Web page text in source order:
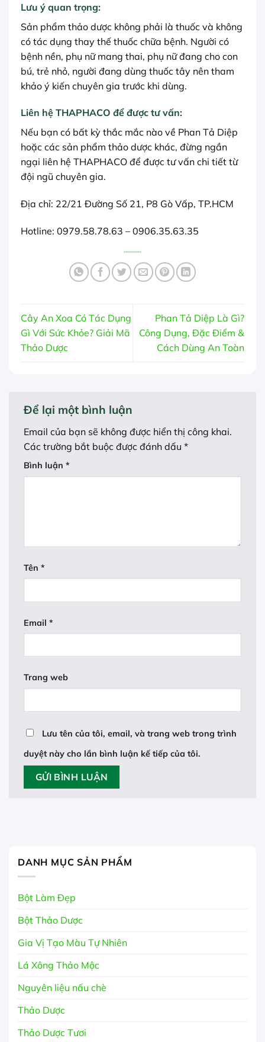
Lưu ý quan trọng:
Sản phẩm thảo dược không phải là thuốc và không
có tác dụng thay thế thuốc chữa bệnh. Người có
bệnh nền, phụ nữ mang thai, phụ nữ đang cho con
bú, trẻ nhỏ, người đang dùng thuốc tây nên tham
khảo ý kiến chuyên gia trước khi dùng.
Liên hệ THAPHACO để được tư vấn:
Nếu bạn có bất kỳ thắc mắc nào về Phan Tả Diệp
hoặc các sản phẩm thảo dược khác, đừng ngần
ngại liên hệ THAPHACO để được tư vấn chi tiết từ
đội ngũ chuyên gia.
Địa chỉ: 22/21 Đường Số 21, P8 Gò Vấp, TP.HCM
Hotline: 0979.58.78.63 – 0906.35.63.35
Cây An Xoa Có Tác Dụng
Gì Với Sức Khỏe? Giải Mã
Thảo Dược
Phan Tả Diệp Là Gì?
Công Dụng, Đặc Điểm &
Cách Dùng An Toàn
Để lại một bình luận
Email của bạn sẽ không được hiển thị công khai.
Các trường bắt buộc được đánh dấu *
Bình luận *
Tên *
Email *
Trang web
Lưu tên của tôi, email, và trang web trong trình
duyệt này cho lần bình luận kế tiếp của tôi.
DANH MỤC SẢN PHẨM
Bột Làm Đẹp
Bột Thảo Dược
Gia Vị Tạo Màu Tự Nhiên
Lá Xông Thảo Mộc
Nguyên liệu nấu chè
Thảo Dược
Thảo Dược Tươi